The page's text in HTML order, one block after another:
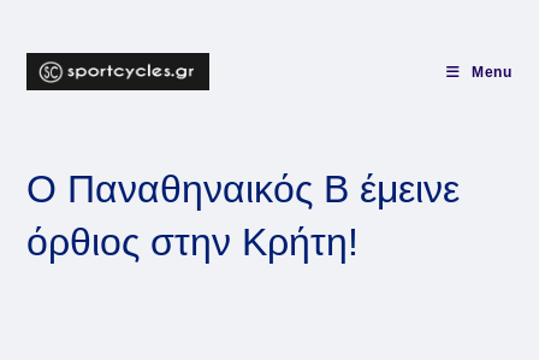
content
Menu
Ο Παναθηναικός Β έμεινε
όρθιος στην Κρήτη!